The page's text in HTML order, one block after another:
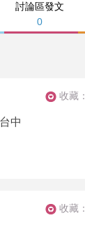
討論區發文
0
中
收藏：
收藏：